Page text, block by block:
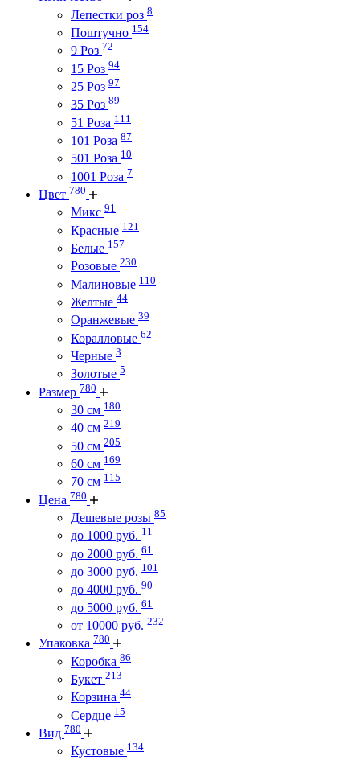
Лепестки роз 8
Поштучно 154
9 Роз 72
15 Роз 94
25 Роз 97
35 Роз 89
51 Роза 111
101 Роза 87
501 Роза 10
1001 Роза 7
Цвет 780
Микс 91
Красные 121
Белые 157
Розовые 230
Малиновые 110
Желтые 44
Оранжевые 39
Коралловые 62
Черные 3
Золотые 5
Размер 780
30 см 180
40 см 219
50 см 205
60 см 169
70 см 115
Цена 780
Дешевые розы 85
до 1000 руб. 11
до 2000 руб. 61
до 3000 руб. 101
до 4000 руб. 90
до 5000 руб. 61
от 10000 руб. 232
Упаковка 780
Коробка 86
Букет 213
Корзина 44
Сердце 15
Вид 780
Кустовые 134